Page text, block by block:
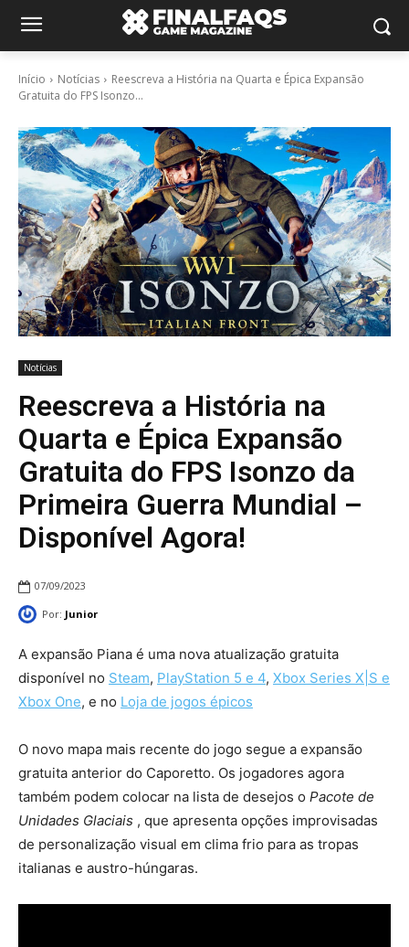
Início Notícias
Reescreva a História na Quarta e Épica Expansão
Gratuita do FPS Isonzo...
Notícias
Reescreva a História na
Quarta e Épica Expansão
Gratuita do FPS Isonzo da
Primeira Guerra Mundial –
Disponível Agora!
07/09/2023
Por: Junior
A expansão Piana é uma nova atualização gratuita
disponível no Steam, PlayStation 5 e 4, Xbox Series X|S e
Xbox One, e no Loja de jogos épicos
O novo mapa mais recente do jogo segue a expansão
gratuita anterior do Caporetto. Os jogadores agora
também podem colocar na lista de desejos o Pacote de
Unidades Glaciais , que apresenta opções improvisadas
de personalização visual em clima frio para as tropas
italianas e austro-húngaras.